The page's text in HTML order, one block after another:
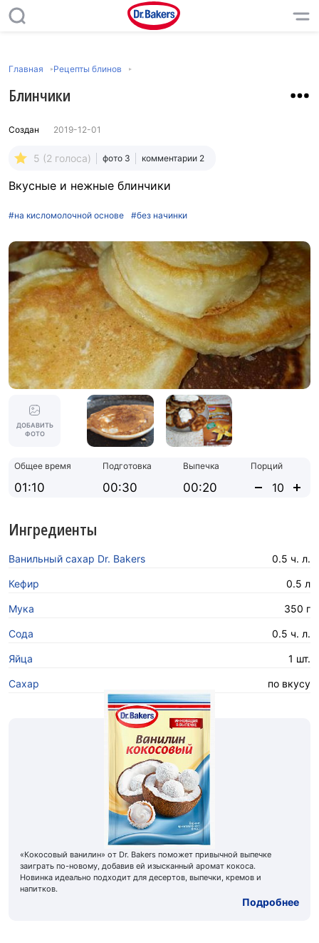
Главная Рецепты блинов
Блинчики
Создан 2019-12-01
5 (2 голоса) фото 3 комментарии 2
Вкусные и нежные блинчики
#на кисломолочной основе #без начинки
ДОБАВИТЬ
ФОТО
Общее время
01:10
Подготовка
00:30
Выпечка
00:20
Порций
Ингредиенты
Ванильный сахар Dr. Bakers 0.5 ч. л.
Кефир 0.5 л
Мука 350 г
Сода 0.5 ч. л.
Яйца 1 шт.
Сахар по вкусу
«Кокосовый ванилин» от Dr. Bakers поможет привычной выпечке
заиграть по-новому, добавив ей изысканный аромат кокоса.
Новинка идеально подходит для десертов, выпечки, кремов и
напитков.
Подробнее